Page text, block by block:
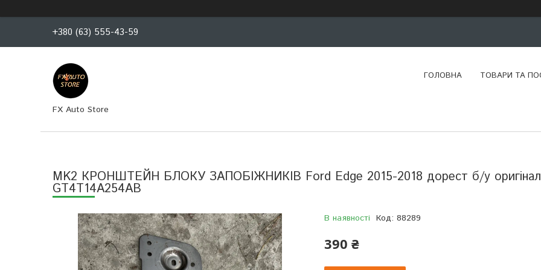
+380 (63) 555-43-59
FX Auto Store
ГОЛОВНА ТОВАРИ ТА
MK2 КРОНШТЕЙН БЛОКУ ЗАПОБІЖНИКІВ Ford Edge 2015-2018 дорест б/у оригінал
GT4T14A254AB
В наявності Код: 88289
390 ₴